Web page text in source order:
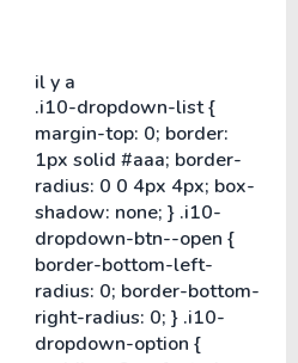
il y a